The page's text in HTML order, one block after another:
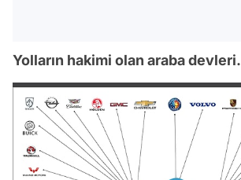
Yolların hakimi olan araba devleri.